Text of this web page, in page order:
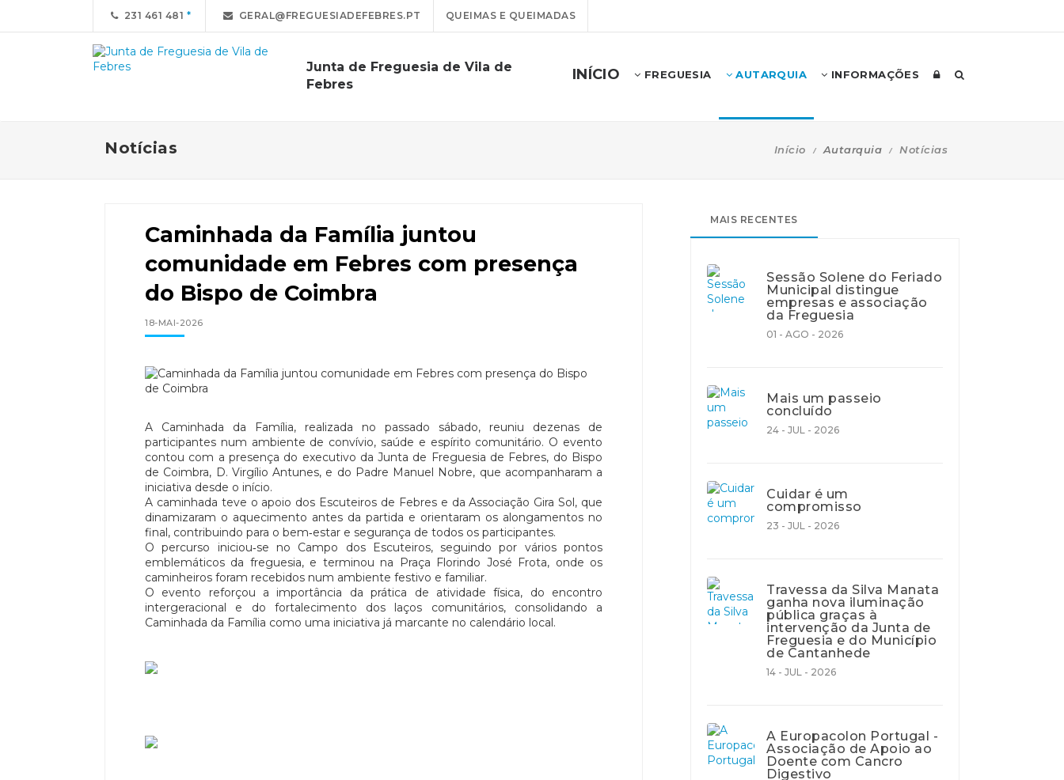
231 461 481 GERAL@FREGUESIADEFEBRES.PT QUEIMAS E QUEIMADAS
Junta de Freguesia de Vila de
Febres
INÍCIO FREGUESIA AUTARQUIA INFORMAÇÕES
Notícias Início Autarquia Notícias
Caminhada da Família juntou
comunidade em Febres com presença
do Bispo de Coimbra
18-MAI-2026
A Caminhada da Família, realizada no passado sábado, reuniu dezenas de
participantes num ambiente de convívio, saúde e espírito comunitário. O evento
contou com a presença do executivo da Junta de Freguesia de Febres, do Bispo
de Coimbra, D. Virgílio Antunes, e do Padre Manuel Nobre, que acompanharam a
iniciativa desde o início.
A caminhada teve o apoio dos Escuteiros de Febres e da Associação Gira Sol, que
dinamizaram o aquecimento antes da partida e orientaram os alongamentos no
final, contribuindo para o bem‑estar e segurança de todos os participantes.
O percurso iniciou‑se no Campo dos Escuteiros, seguindo por vários pontos
emblemáticos da freguesia, e terminou na Praça Florindo José Frota, onde os
caminheiros foram recebidos num ambiente festivo e familiar.
O evento reforçou a importância da prática de atividade física, do encontro
intergeracional e do fortalecimento dos laços comunitários, consolidando a
Caminhada da Família como uma iniciativa já marcante no calendário local.
MAIS RECENTES
Sessão Solene do Feriado
Municipal distingue
empresas e associação
da Freguesia
01 - AGO - 2026
Mais um passeio
concluído
24 - JUL - 2026
Cuidar é um
compromisso
23 - JUL - 2026
Travessa da Silva Manata
ganha nova iluminação
pública graças à
intervenção da Junta de
Freguesia e do Município
de Cantanhede
14 - JUL - 2026
A Europacolon Portugal -
Associação de Apoio ao
Doente com Cancro
Digestivo